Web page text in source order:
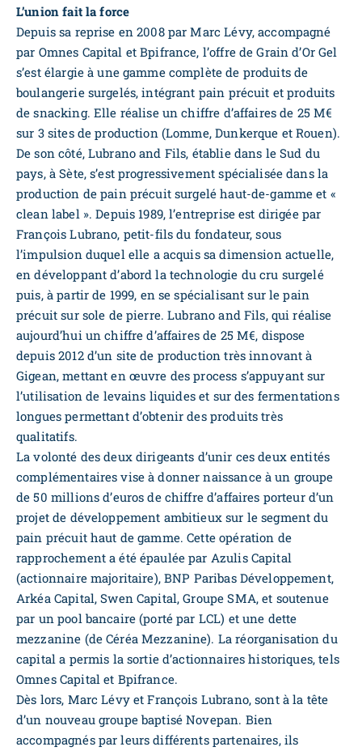
L’union fait la force
Depuis sa reprise en 2008 par Marc Lévy, accompagné
par Omnes Capital et Bpifrance, l’offre de Grain d’Or Gel
s’est élargie à une gamme complète de produits de
boulangerie surgelés, intégrant pain précuit et produits
de snacking. Elle réalise un chiffre d’affaires de 25 M€
sur 3 sites de production (Lomme, Dunkerque et Rouen).
De son côté, Lubrano and Fils, établie dans le Sud du
pays, à Sète, s’est progressivement spécialisée dans la
production de pain précuit surgelé haut-de-gamme et «
clean label ». Depuis 1989, l’entreprise est dirigée par
François Lubrano, petit-fils du fondateur, sous
l’impulsion duquel elle a acquis sa dimension actuelle,
en développant d’abord la technologie du cru surgelé
puis, à partir de 1999, en se spécialisant sur le pain
précuit sur sole de pierre. Lubrano and Fils, qui réalise
aujourd’hui un chiffre d’affaires de 25 M€, dispose
depuis 2012 d’un site de production très innovant à
Gigean, mettant en œuvre des process s’appuyant sur
l’utilisation de levains liquides et sur des fermentations
longues permettant d’obtenir des produits très
qualitatifs.
La volonté des deux dirigeants d’unir ces deux entités
complémentaires vise à donner naissance à un groupe
de 50 millions d’euros de chiffre d’affaires porteur d’un
projet de développement ambitieux sur le segment du
pain précuit haut de gamme. Cette opération de
rapprochement a été épaulée par Azulis Capital
(actionnaire majoritaire), BNP Paribas Développement,
Arkéa Capital, Swen Capital, Groupe SMA, et soutenue
par un pool bancaire (porté par LCL) et une dette
mezzanine (de Céréa Mezzanine). La réorganisation du
capital a permis la sortie d’actionnaires historiques, tels
Omnes Capital et Bpifrance.
Dès lors, Marc Lévy et François Lubrano, sont à la tête
d’un nouveau groupe baptisé Novepan. Bien
accompagnés par leurs différents partenaires, ils